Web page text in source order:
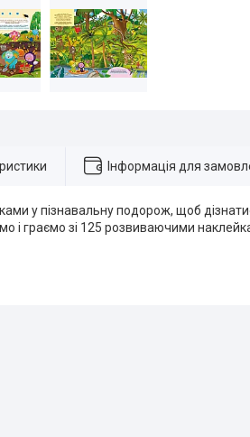
Інформація для
у пізнавальну подорож, щоб
граємо зі 125 розвиваючими